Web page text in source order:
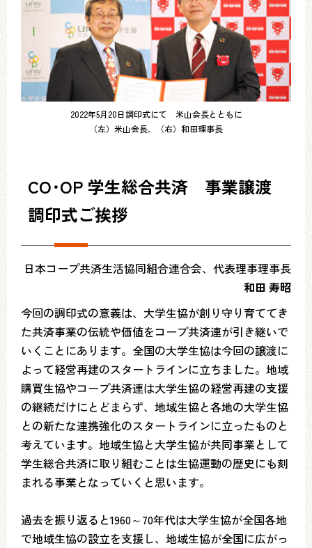
2022年5月20日調印式にて 米山会長とともに
（左）米山会長、（右）和田理事長
CO･OP 学生総合共済 事業譲渡
調印式ご挨拶
日本コープ共済生活協同組合連合会、代表理事理事長
和田 寿昭
今回の調印式の意義は、大学生協が創り守り育ててき
た共済事業の伝統や価値をコープ共済連が引き継いで
いくことにあります。全国の大学生協は今回の譲渡に
よって経営再建のスタートラインに立ちました。地域
購買生協やコープ共済連は大学生協の経営再建の支援
の継続だけにとどまらず、地域生協と各地の大学生協
との新たな連携強化のスタートラインに立ったものと
考えています。地域生協と大学生協が共同事業として
学生総合共済に取り組むことは生協運動の歴史にも刻
まれる事業となっていくと思います。
過去を振り返ると1960～70年代は大学生協が全国各地
で地域生協の設立を支援し、地域生協が全国に広がっ